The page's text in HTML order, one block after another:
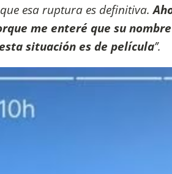
esa ruptura es definitiva.
me enteré que su
situación es de película’’.